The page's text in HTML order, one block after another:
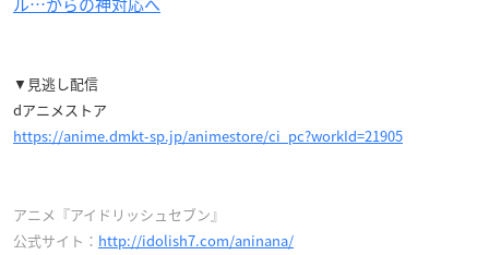
▼見逃し配信
dアニメストア
https://anime.dmkt-sp.jp/animestore/ci_pc?workId=21905
アニメ『アイドリッシュセブン』
公式サイト： http://idolish7.com/aninana/